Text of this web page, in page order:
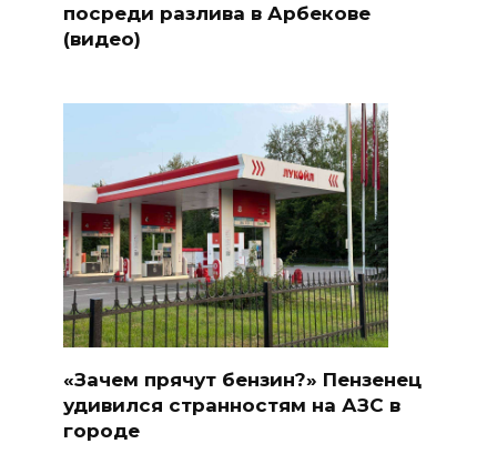
посреди разлива в Арбекове
(видео)
«Зачем прячут бензин?» Пензенец
удивился странностям на АЗС в
городе